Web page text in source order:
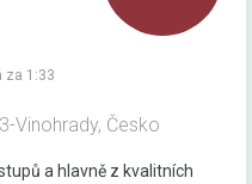
za 1:33
Vinohrady, Česko
a hlavně z kvalitních